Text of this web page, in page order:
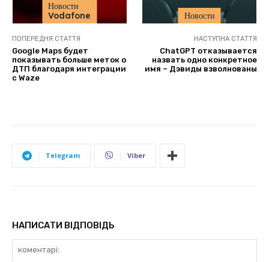
Новости
Vodafone
Новости
ПОПЕРЕДНЯ СТАТТЯ
Google Maps будет
показывать больше меток о
ДТП благодаря интеграции
с Waze
НАСТУПНА СТАТТЯ
ChatGPT отказывается
назвать одно конкретное
имя – Дэвиды взволнованы
Telegram Viber
НАПИСАТИ ВІДПОВІДЬ